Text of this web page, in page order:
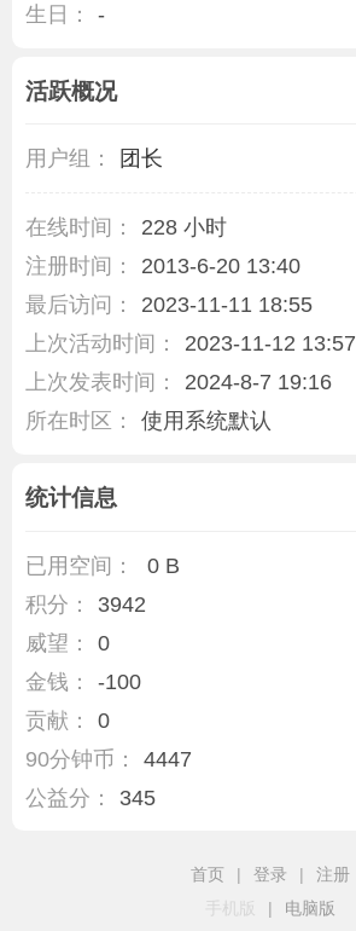
生日：
-
活跃概况
用户组： 团长
在线时间：
228 小时
注册时间：
2013-6-20 13:40
最后访问：
2023-11-11 18:55
上次活动时间：
2023-11-12 13:57
上次发表时间：
2024-8-7 19:16
所在时区：
使用系统默认
统计信息
已用空间：
0 B
积分：
3942
威望：
0
金钱：
-100
贡献：
0
90分钟币：
4447
公益分：
345
首页 | 登录 |
注册
手机版
| 电脑版